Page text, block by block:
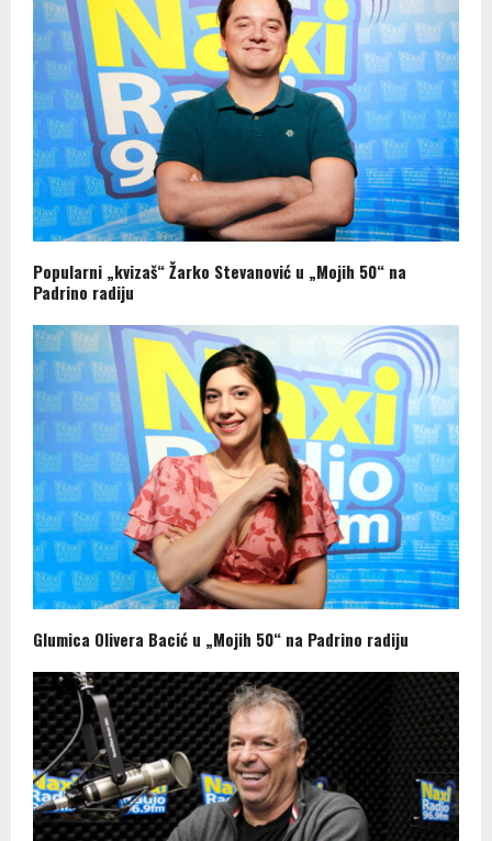
Popularni „kvizaš“ Žarko Stevanović u „Mojih 50“ na
Padrino radiju
Glumica Olivera Bacić u „Mojih 50“ na Padrino radiju